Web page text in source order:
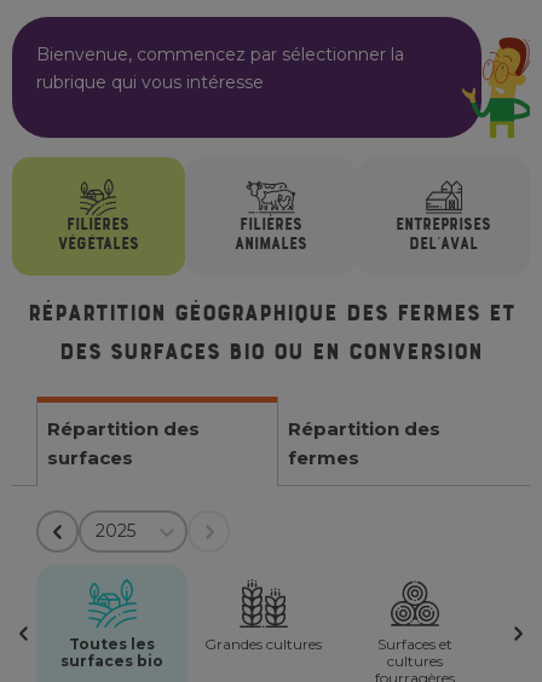
Bienvenue, commencez par sélectionner la
rubrique qui vous intéresse
FILIÈRES
VÉGÉTALES
FILIÈRES
ANIMALES
ENTREPRISES
DEL'AVAL
Répartition géographique des fermes et
des surfaces bio ou en conversion
Répartition des
surfaces
Répartition des
fermes
2025
Toutes les
surfaces bio
Grandes cultures
Surfaces et
cultures
fourragères